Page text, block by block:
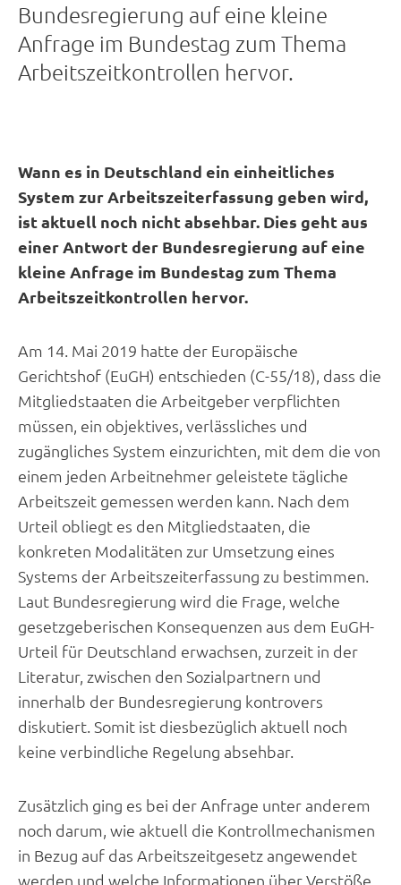
Bundesregierung auf eine kleine
Anfrage im Bundestag zum Thema
Arbeitszeitkontrollen hervor.
Wann es in Deutschland ein einheitliches
System zur Arbeitszeiterfassung geben wird,
ist aktuell noch nicht absehbar. Dies geht aus
einer Antwort der Bundesregierung auf eine
kleine Anfrage im Bundestag zum Thema
Arbeitszeitkontrollen hervor.
Am 14. Mai 2019 hatte der Europäische
Gerichtshof (EuGH) entschieden (C-55/18), dass die
Mitgliedstaaten die Arbeitgeber verpflichten
müssen, ein objektives, verlässliches und
zugängliches System einzurichten, mit dem die von
einem jeden Arbeitnehmer geleistete tägliche
Arbeitszeit gemessen werden kann. Nach dem
Urteil obliegt es den Mitgliedstaaten, die
konkreten Modalitäten zur Umsetzung eines
Systems der Arbeitszeiterfassung zu bestimmen.
Laut Bundesregierung wird die Frage, welche
gesetzgeberischen Konsequenzen aus dem EuGH-
Urteil für Deutschland erwachsen, zurzeit in der
Literatur, zwischen den Sozialpartnern und
innerhalb der Bundesregierung kontrovers
diskutiert. Somit ist diesbezüglich aktuell noch
keine verbindliche Regelung absehbar.
Zusätzlich ging es bei der Anfrage unter anderem
noch darum, wie aktuell die Kontrollmechanismen
in Bezug auf das Arbeitszeitgesetz angewendet
werden und welche Informationen über Verstöße